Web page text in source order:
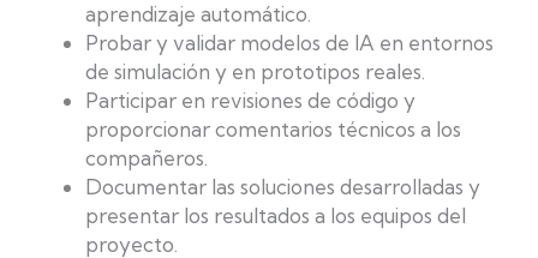
aprendizaje automático.
Probar y validar modelos de IA en entornos
de simulación y en prototipos reales.
Participar en revisiones de código y
proporcionar comentarios técnicos a los
compañeros.
Documentar las soluciones desarrolladas y
presentar los resultados a los equipos del
proyecto.